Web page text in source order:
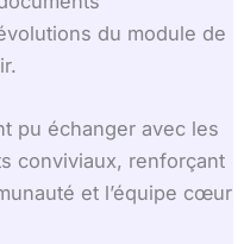
du module de
pu échanger avec les
conviviaux, renforçant
et l’équipe cœur